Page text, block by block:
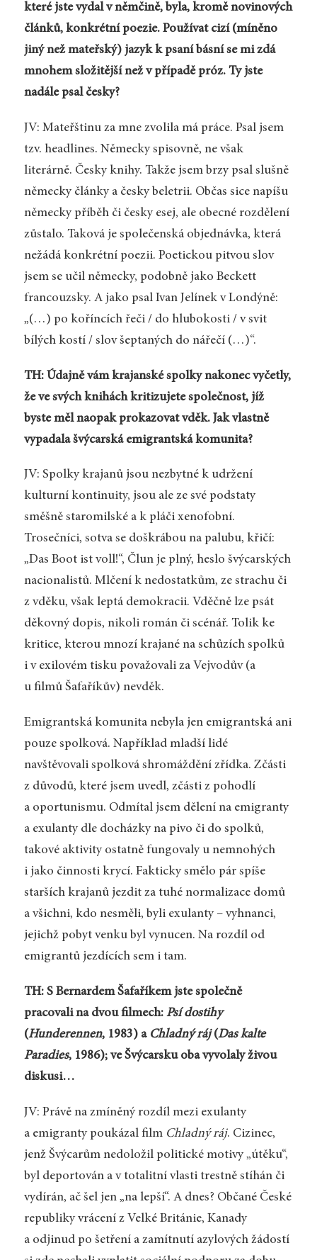
které jste vydal v němčině, byla, kromě novinových
článků, konkrétní poezie. Používat cizí (míněno
jiný než mateřský) jazyk k psaní básní se mi zdá
mnohem složitější než v případě próz. Ty jste
nadále psal česky?
JV: Mateřštinu za mne zvolila má práce. Psal jsem
tzv. headlines. Německy spisovně, ne však
literárně. Česky knihy. Takže jsem brzy psal slušně
německy články a česky beletrii. Občas sice napíšu
německy příběh či česky esej, ale obecné rozdělení
zůstalo. Taková je společenská objednávka, která
nežádá konkrétní poezii. Poetickou pitvou slov
jsem se učil německy, podobně jako Beckett
francouzsky. A jako psal Ivan Jelínek v Londýně:
„(…) po koříncích řeči / do hlubokosti / v svit
bílých kostí / slov šeptaných do nářečí (…)“.
TH: Údajně vám krajanské spolky nakonec vyčetly,
že ve svých knihách kritizujete společnost, jíž
byste měl naopak prokazovat vděk. Jak vlastně
vypadala švýcarská emigrantská komunita?
JV: Spolky krajanů jsou nezbytné k udržení
kulturní kontinuity, jsou ale ze své podstaty
směšně staromilské a k pláči xenofobní.
Trosečníci, sotva se doškrábou na palubu, křičí:
„Das Boot ist voll!“, Člun je plný, heslo švýcarských
nacionalistů. Mlčení k nedostatkům, ze strachu či
z vděku, však leptá demokracii. Vděčně lze psát
děkovný dopis, nikoli román či scénář. Tolik ke
kritice, kterou mnozí krajané na schůzích spolků
i v exilovém tisku považovali za Vejvodův (a
u filmů Šafaříkův) nevděk.
Emigrantská komunita nebyla jen emigrantská ani
pouze spolková. Například mladší lidé
navštěvovali spolková shromáždění zřídka. Zčásti
z důvodů, které jsem uvedl, zčásti z pohodlí
a oportunismu. Odmítal jsem dělení na emigranty
a exulanty dle docházky na pivo či do spolků,
takové aktivity ostatně fungovaly u nemnohých
i jako činnosti krycí. Fakticky smělo pár spíše
starších krajanů jezdit za tuhé normalizace domů
a všichni, kdo nesměli, byli exulanty – vyhnanci,
jejichž pobyt venku byl vynucen. Na rozdíl od
emigrantů jezdících sem i tam.
TH: S Bernardem Šafaříkem jste společně
pracovali na dvou filmech: Psí dostihy
(Hunderennen, 1983) a Chladný ráj(Das kalte
Paradies, 1986); ve Švýcarsku oba vyvolaly živou
diskusi…
JV: Právě na zmíněný rozdíl mezi exulanty
a emigranty poukázal film Chladný ráj. Cizinec,
jenž Švýcarům nedoložil politické motivy „útěku“,
byl deportován a v totalitní vlasti trestně stíhán či
vydírán, ač šel jen „na lepší“. A dnes? Občané České
republiky vrácení z Velké Británie, Kanady
a odjinud po šetření a zamítnutí azylových žádostí